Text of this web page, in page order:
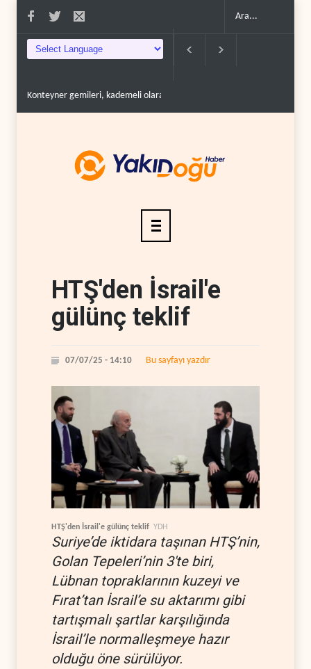
d.. İran: Mekke Anlaşması bize karşı değil..
HTŞ'den İsrail'e
gülünç teklif
07/07/25 - 14:10 Bu sayfayı yazdır
HTŞ'den İsrail'e gülünç teklif YDH
Suriye’de iktidara taşınan HTŞ’nin,
Golan Tepeleri’nin 3'te biri,
Lübnan topraklarının kuzeyi ve
Fırat’tan İsrail’e su aktarımı gibi
tartışmalı şartlar karşılığında
İsrail’le normalleşmeye hazır
olduğu öne sürülüyor.